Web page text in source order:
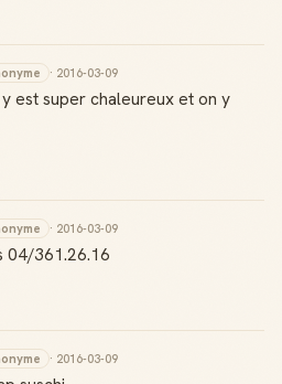
· 2016-03-09
est super chaleureux et on y
· 2016-03-09
04/361.26.16
· 2016-03-09